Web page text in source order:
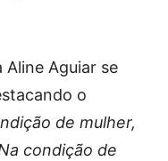
Aguiar se
o
de mulher,
condição de